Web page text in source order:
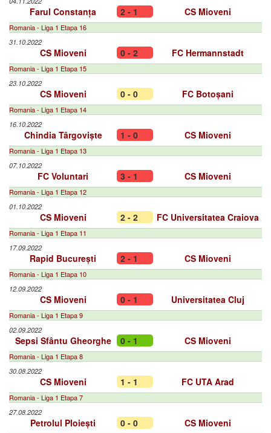
Farul Constanța 2 - 1 CS Mioveni
Romania - Liga 1 Etapa 16
31.10.2022
CS Mioveni 0 - 2 FC Hermannstadt
Romania - Liga 1 Etapa 15
23.10.2022
CS Mioveni 0 - 0 FC Botoșani
Romania - Liga 1 Etapa 14
16.10.2022
Chindia Târgoviște 1 - 0 CS Mioveni
Romania - Liga 1 Etapa 13
07.10.2022
FC Voluntari 3 - 1 CS Mioveni
Romania - Liga 1 Etapa 12
01.10.2022
CS Mioveni 2 - 2 FC Universitatea Craiova
Romania - Liga 1 Etapa 11
17.09.2022
Rapid București 2 - 1 CS Mioveni
Romania - Liga 1 Etapa 10
12.09.2022
CS Mioveni 0 - 1 Universitatea Cluj
Romania - Liga 1 Etapa 9
02.09.2022
Sepsi Sfântu Gheorghe 0 - 1 CS Mioveni
Romania - Liga 1 Etapa 8
30.08.2022
CS Mioveni 1 - 1 FC UTA Arad
Romania - Liga 1 Etapa 7
27.08.2022
Petrolul Ploiești 0 - 0 CS Mioveni